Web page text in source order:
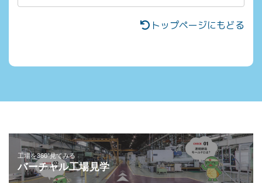
トップページにもどる
工場を360°見てみる
バーチャル工場見学